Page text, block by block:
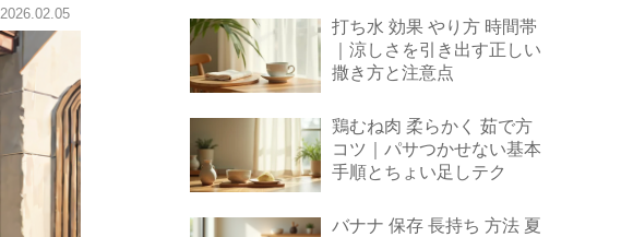
2026.02.05
打ち水 効果 やり方 時間帯
｜涼しさを引き出す正しい
撒き方と注意点
鶏むね肉 柔らかく 茹で方
コツ｜パサつかせない基本
手順とちょい足しテク
バナナ 保存 長持ち 方法 夏